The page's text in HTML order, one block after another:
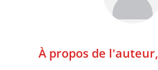
À propos de l'auteur,